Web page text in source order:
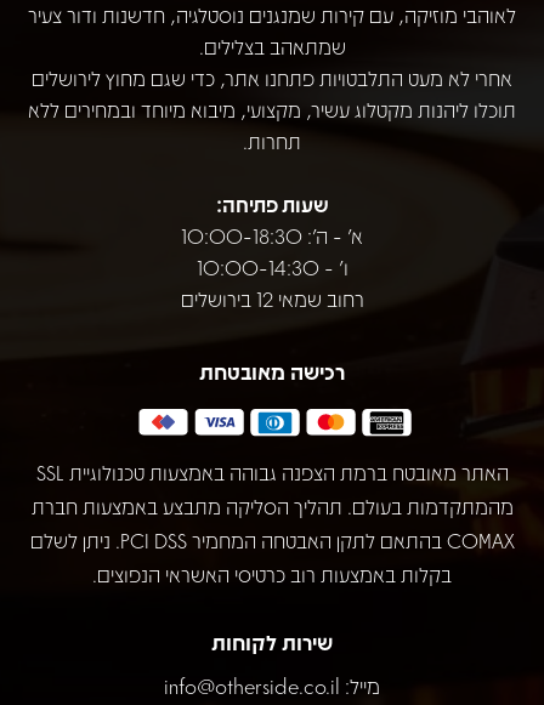
לאוהבי מוזיקה, עם קירות שמנגנים נוסטלגיה, חדשנות ודור צעיר
שמתאהב בצלילים.
אחרי לא מעט התלבטויות פתחנו אתר, כדי שגם מחוץ לירושלים
תוכלו ליהנות מקטלוג עשיר, מקצועי, מיבוא מיוחד ובמחירים ללא
תחרות.
שעות פתיחה:
א' - ה': 10:00-18:30
ו' - 10:00-14:30
רחוב שמאי 12 בירושלים
רכישה מאובטחת
האתר מאובטח ברמת הצפנה גבוהה באמצעות טכנולוגיית SSL
מהמתקדמות בעולם. תהליך הסליקה מתבצע באמצעות חברת
COMAX בהתאם לתקן האבטחה המחמיר PCI DSS. ניתן לשלם
בקלות באמצעות רוב כרטיסי האשראי הנפוצים.
שירות לקוחות
מייל: info@otherside.co.il